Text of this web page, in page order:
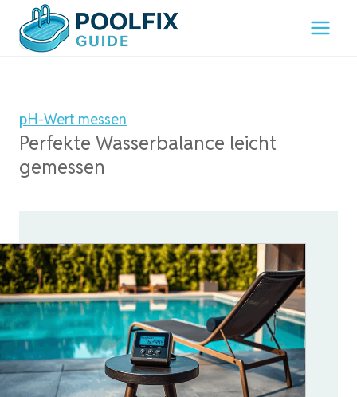
Inhalt
springen
pH-Wert messen
Perfekte Wasserbalance leicht
gemessen